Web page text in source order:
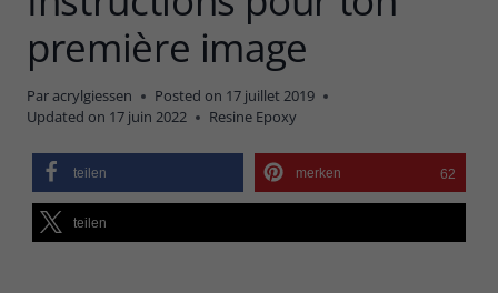
première image
Paracrylgiessen Posted on 17 juillet 2019
Updated on 17 juin 2022 Resine Epoxy
teilen merken 62
teilen